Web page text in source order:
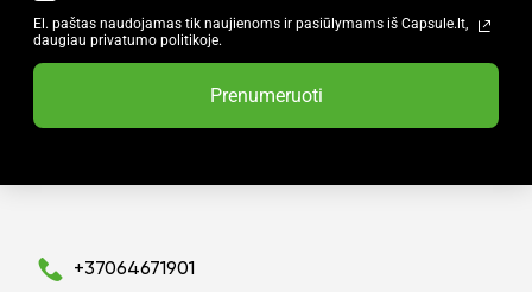
El. paštas naudojamas tik naujienoms ir pasiūlymams iš Capsule.lt,
daugiau privatumo politikoje.
Prenumeruoti
+37064671901